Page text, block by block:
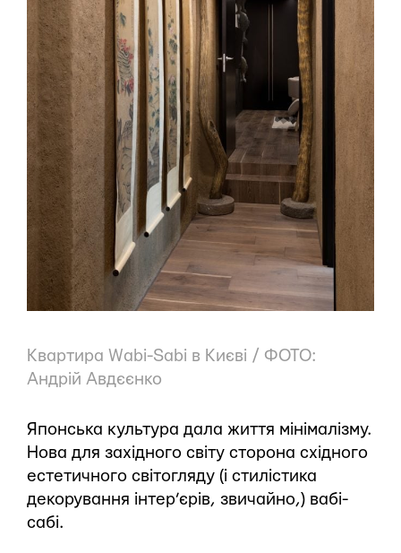
Квартира Wabi-Sabi в Києві / ФОТО:
Андрій Авдєєнко
Японська культура дала життя мінімалізму.
Нова для західного світу сторона східного
естетичного світогляду (і стилістика
декорування інтер’єрів, звичайно,) вабі-
сабі.